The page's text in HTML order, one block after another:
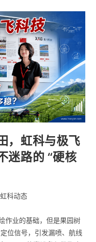
，虹科与极飞
迷路的 “硬核
虹科动态
作业的基础，但是果园树
位信号，引发漏喷、航线